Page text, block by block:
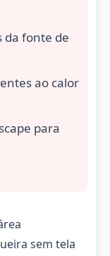
da fonte de
ao calor
para
sem tela